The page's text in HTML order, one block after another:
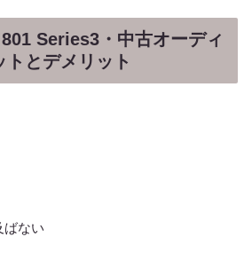
Series3・中古オーディ
とデメリット
ばない